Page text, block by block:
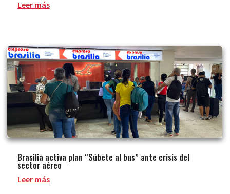
Leer más
Brasilia activa plan “Súbete al bus” ante crisis del
sector aéreo
Leer más